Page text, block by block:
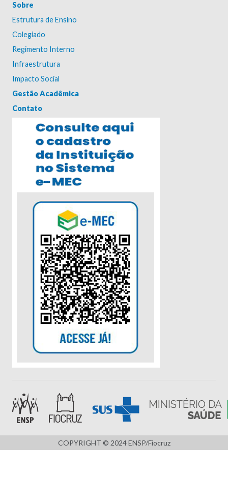
Sobre
Estrutura de Ensino
Colegiado
Regimento Interno
Infraestrutura
Impacto Social
Gestão Acadêmica
Contato
COPYRIGHT © 2024 ENSP/Fiocruz